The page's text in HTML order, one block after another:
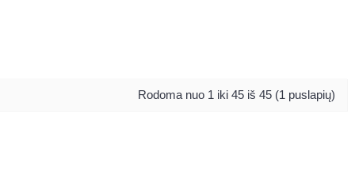
Rodoma nuo 1 iki 45 iš 45 (1 puslapių)